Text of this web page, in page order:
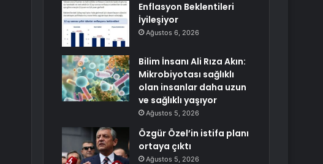
Enflasyon Beklentileri
İyileşiyor
Ağustos 6, 2026
Bilim İnsanı Ali Rıza Akın:
Mikrobiyotası sağlıklı
olan insanlar daha uzun
ve sağlıklı yaşıyor
Ağustos 5, 2026
Özgür Özel’in istifa planı
ortaya çıktı
Ağustos 5, 2026